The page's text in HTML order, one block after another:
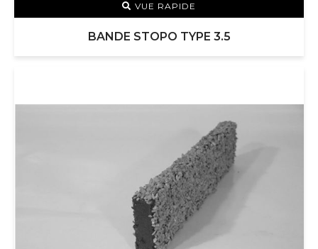
VUE RAPIDE
BANDE STOPO TYPE 3.5